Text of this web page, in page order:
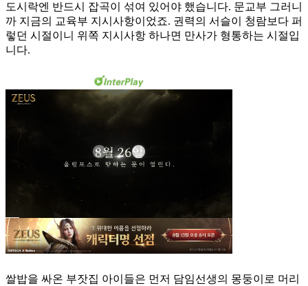
도시락엔 반드시 잡곡이 섞여 있어야 했습니다. 문교부 그러니
까 지금의 교육부 지시사항이었죠. 권력의 서슬이 청람보다 퍼
렇던 시절이니 위쪽 지시사항 하나면 만사가 형통하는 시절입
니다.
쌀밥을 싸온 부잣집 아이들은 먼저 담임선생의 몽둥이로 머리